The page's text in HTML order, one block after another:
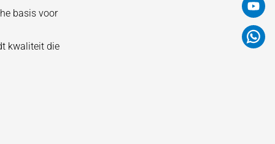
basis voor
kwaliteit die